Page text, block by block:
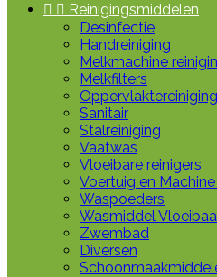
  Reinigingsmiddelen
Desinfectie
Handreiniging
Melkmachine
Melkfilters
Oppervlaktereiniging
Sanitair
Stalreiniging
Vaatwas
Vloeibare reinigers
Voertuig en
Waspoeders
Wasmiddel
Zwembad
Diversen